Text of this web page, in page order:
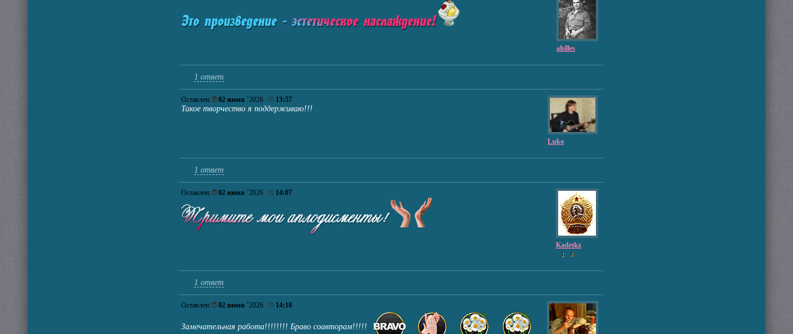
ahilles
1 ответ
Оставлен: 02 июня ’2026 13:57
Такое творчество я поддерживаю!!!
Luko
1 ответ
Оставлен: 02 июня ’2026 14:07
Kadetkz
1 4
1 ответ
Оставлен: 02 июня ’2026 14:18
Замечательная работа!!!!!!!! Браво соавторам!!!!!